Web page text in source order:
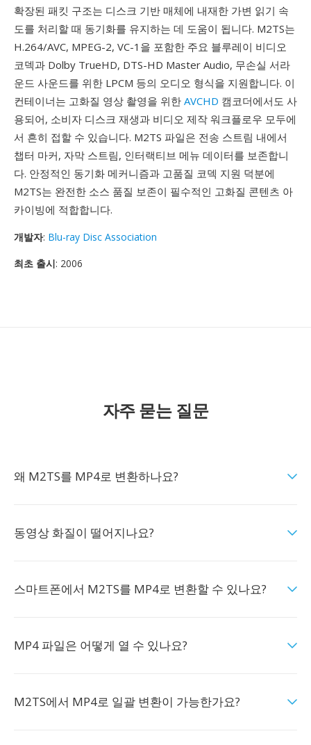
확장된 패킷 구조는 디스크 기반 매체에 내재한 가변 읽기 속
도를 처리할 때 동기화를 유지하는 데 도움이 됩니다. M2TS는
H.264/AVC, MPEG-2, VC-1을 포함한 주요 블루레이 비디오
코덱과 Dolby TrueHD, DTS-HD Master Audio, 무손실 서라
운드 사운드를 위한 LPCM 등의 오디오 형식을 지원합니다. 이
컨테이너는 고화질 영상 촬영을 위한 AVCHD 캠코더에서도 사
용되어, 소비자 디스크 재생과 비디오 제작 워크플로우 모두에
서 흔히 접할 수 있습니다. M2TS 파일은 전송 스트림 내에서
챕터 마커, 자막 스트림, 인터랙티브 메뉴 데이터를 보존합니
다. 안정적인 동기화 메커니즘과 고품질 코덱 지원 덕분에
M2TS는 완전한 소스 품질 보존이 필수적인 고화질 콘텐츠 아
카이빙에 적합합니다.
개발자: Blu-ray Disc Association
최초 출시: 2006
자주 묻는 질문
왜 M2TS를 MP4로 변환하나요?
동영상 화질이 떨어지나요?
스마트폰에서 M2TS를 MP4로 변환할 수 있나요?
MP4 파일은 어떻게 열 수 있나요?
M2TS에서 MP4로 일괄 변환이 가능한가요?